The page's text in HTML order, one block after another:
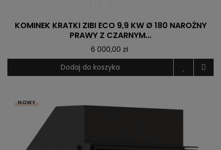
KOMINEK KRATKI ZIBI ECO 9,9 KW Ø 180 NAROŻNY
PRAWY Z CZARNYM...
6 000,00 zł
Dodaj do koszyka
NOWY